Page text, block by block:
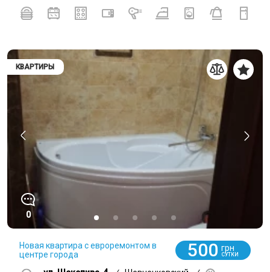
КВАРТИРЫ
0
Новая квартира с евроремонтом в
центре города
500 грн
СУТКИ